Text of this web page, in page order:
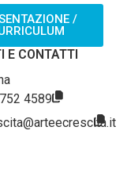
/
E CONTATTI
4589